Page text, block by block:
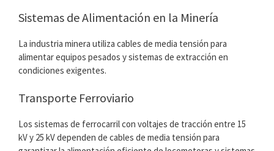
Sistemas de Alimentación en la Minería
La industria minera utiliza cables de media tensión para
alimentar equipos pesados y sistemas de extracción en
condiciones exigentes.
Transporte Ferroviario
Los sistemas de ferrocarril con voltajes de tracción entre 15
kV y 25 kV dependen de cables de media tensión para